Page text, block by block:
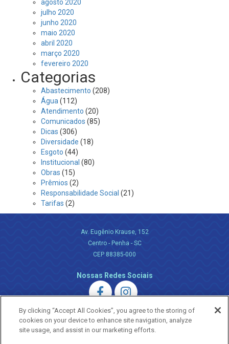
agosto 2020
julho 2020
junho 2020
maio 2020
abril 2020
março 2020
fevereiro 2020
Categorias
Abastecimento (208)
Água (112)
Atendimento (20)
Comunicados (85)
Dicas (306)
Diversidade (18)
Esgoto (44)
Institucional (80)
Obras (15)
Prêmios (2)
Responsabilidade Social (21)
Tarifas (2)
Av. Eugênio Krause, 152
Centro - Penha - SC
CEP 88385-000
Nossas Redes Sociais
By clicking “Accept All Cookies”, you agree to the storing of
cookies on your device to enhance site navigation, analyze
site usage, and assist in our marketing efforts.